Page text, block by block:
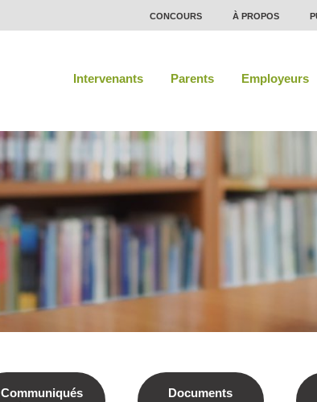
CONCOURS À PROPOS
Intervenants Parents Employeurs
Communiqués
Documents